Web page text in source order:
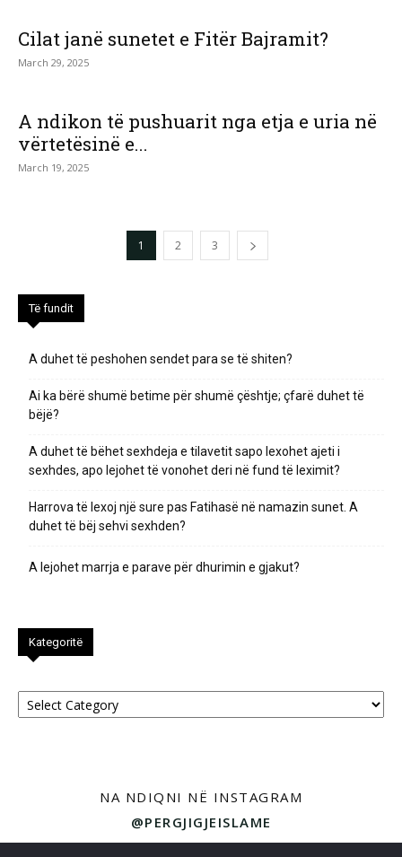
Cilat janë sunetet e Fitër Bajramit?
March 29, 2025
A ndikon të pushuarit nga etja e uria në
vërtetësinë e...
March 19, 2025
1 2 3
Të fundit
A duhet të peshohen sendet para se të shiten?
Ai ka bërë shumë betime për shumë çështje; çfarë duhet të
bëjë?
A duhet të bëhet sexhdeja e tilavetit sapo lexohet ajeti i
sexhdes, apo lejohet të vonohet deri në fund të leximit?
Harrova të lexoj një sure pas Fatihasë në namazin sunet. A
duhet të bëj sehvi sexhden?
A lejohet marrja e parave për dhurimin e gjakut?
Kategoritë
Kategoritë
NA NDIQNI NË INSTAGRAM
@PERGJIGJEISLAME